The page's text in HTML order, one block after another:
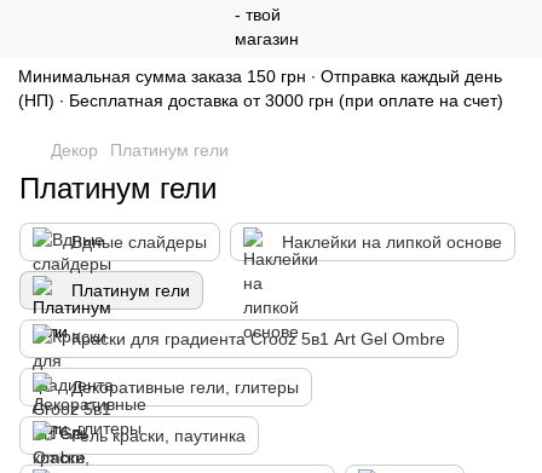
Минимальная сумма заказа 150 грн ∙ Отправка каждый день
(НП) ∙ Бесплатная доставка от 3000 грн (при оплате на счет)
Декор Платинум гели
Платинум гели
Вдные слайдеры Наклейки на липкой основе
Платинум гели
Краски для градиента Crooz 5в1 Art Gel Ombre
Декоративные гели, глитеры
Гель краски, паутинка